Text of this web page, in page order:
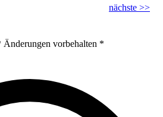
nächste >>
Änderungen vorbehalten *